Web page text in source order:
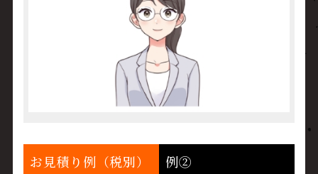
お見積り例（税別） 例②